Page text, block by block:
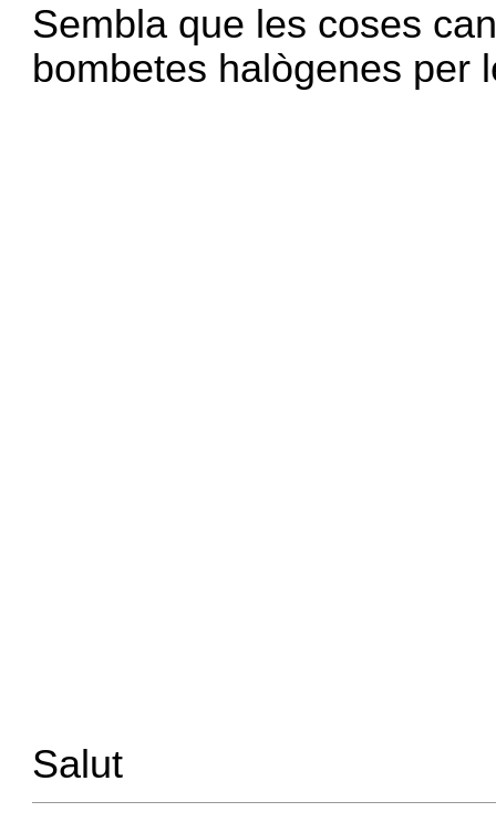
Sembla que les coses
bombetes halògenes per
Salut